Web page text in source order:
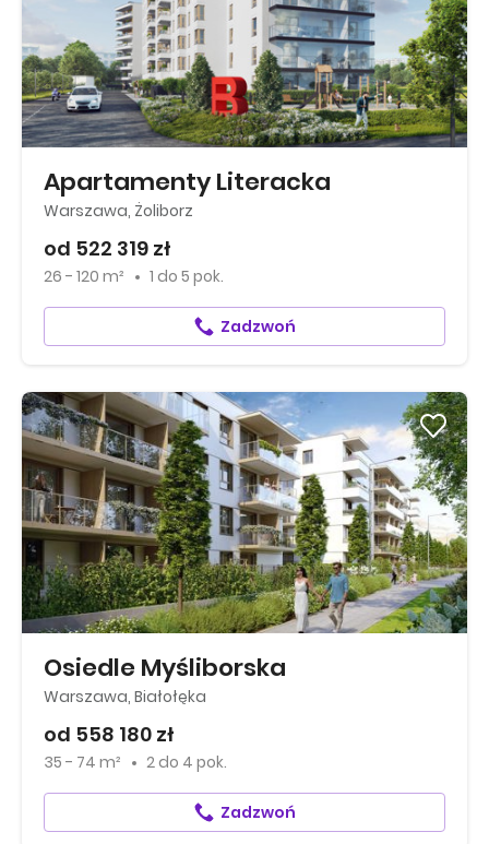
Apartamenty Literacka
Warszawa, Żoliborz
od 522 319 zł
26 - 120 m² 1 do 5 pok.
Zadzwoń
Osiedle Myśliborska
Warszawa, Białołęka
od 558 180 zł
35 - 74 m² 2 do 4 pok.
Zadzwoń